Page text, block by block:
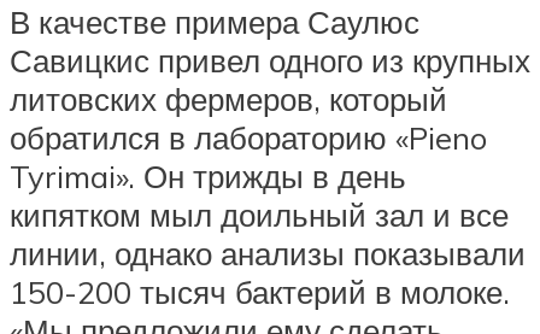
В качестве примера Саулюс
Савицкис привел одного из крупных
литовских фермеров, который
обратился в лабораторию «Pieno
Tyrimai». Он трижды в день
кипятком мыл доильный зал и все
линии, однако анализы показывали
150-200 тысяч бактерий в молоке.